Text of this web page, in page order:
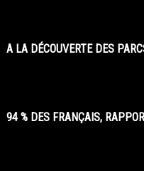
A LA DÉCOUVERTE DES
94 % DES FRANÇAIS,